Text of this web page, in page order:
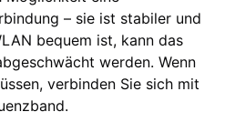
– sie ist stabiler und
bequem ist, kann das
werden. Wenn
verbinden Sie sich mit